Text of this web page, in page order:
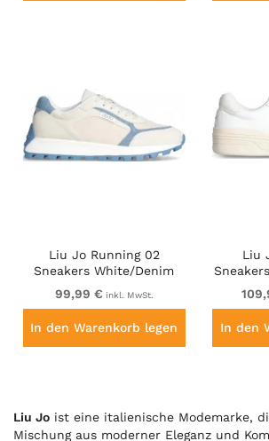
Liu Jo Running 02
Sneakers White/Denim
99,99 € inkl. MwSt.
In den Warenkorb legen
Liu
In den
Liu Jo ist eine italienische Modemarke,
Mischung aus moderner Eleganz und